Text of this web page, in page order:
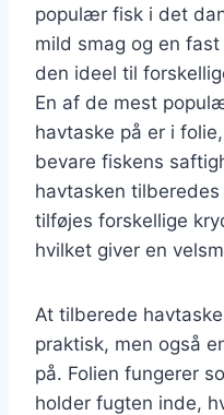
populær fisk i det
mild smag og en
den ideel til
En af de mest
havtaske på er i
bevare fiskens
havtasken
tilføjes forskellige
hvilket giver en
At tilberede
praktisk, men også
på. Folien fungerer
holder fugten inde,